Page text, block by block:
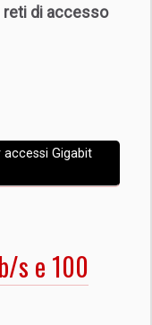
reti di accesso
Gigabit
s e 100